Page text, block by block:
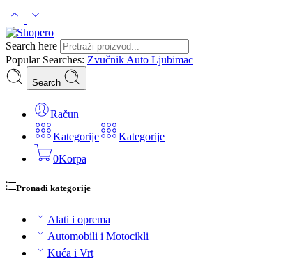
Search here
Popular Searches: Zvučnik Auto Ljubimac
Search
Račun
Kategorije
Kategorije
0Korpa
Pronađi kategorije
Alati i oprema
Automobili i Motocikli
Kuća i Vrt